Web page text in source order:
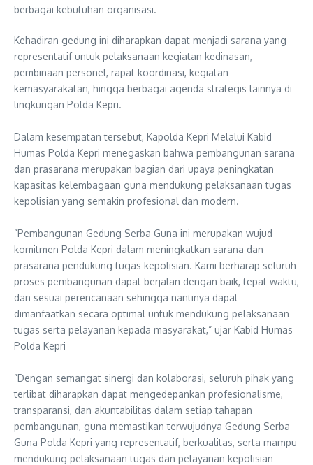
berbagai kebutuhan organisasi.
Kehadiran gedung ini diharapkan dapat menjadi sarana yang
representatif untuk pelaksanaan kegiatan kedinasan,
pembinaan personel, rapat koordinasi, kegiatan
kemasyarakatan, hingga berbagai agenda strategis lainnya di
lingkungan Polda Kepri.
‎Dalam kesempatan tersebut, Kapolda Kepri Melalui Kabid
Humas Polda Kepri menegaskan bahwa pembangunan sarana
dan prasarana merupakan bagian dari upaya peningkatan
kapasitas kelembagaan guna mendukung pelaksanaan tugas
kepolisian yang semakin profesional dan modern.
‎”Pembangunan Gedung Serba Guna ini merupakan wujud
komitmen Polda Kepri dalam meningkatkan sarana dan
prasarana pendukung tugas kepolisian. Kami berharap seluruh
proses pembangunan dapat berjalan dengan baik, tepat waktu,
dan sesuai perencanaan sehingga nantinya dapat
dimanfaatkan secara optimal untuk mendukung pelaksanaan
tugas serta pelayanan kepada masyarakat,” ujar Kabid Humas
Polda Kepri
‎”Dengan semangat sinergi dan kolaborasi, seluruh pihak yang
terlibat diharapkan dapat mengedepankan profesionalisme,
transparansi, dan akuntabilitas dalam setiap tahapan
pembangunan, guna memastikan terwujudnya Gedung Serba
Guna Polda Kepri yang representatif, berkualitas, serta mampu
mendukung pelaksanaan tugas dan pelayanan kepolisian